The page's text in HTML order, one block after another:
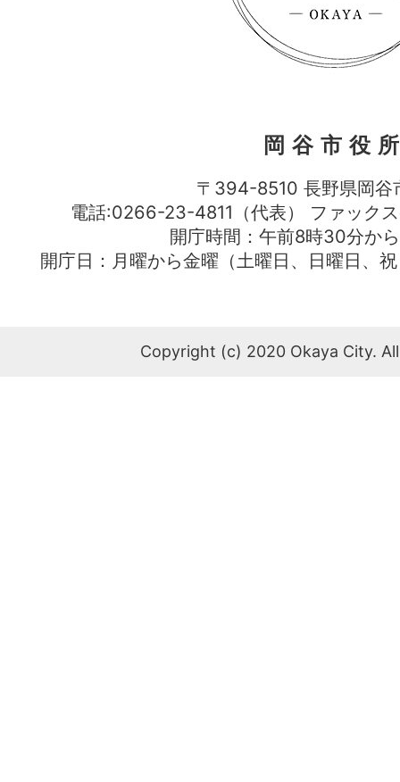
岡谷市役
〒394-8510 長野県岡谷
電話:0266-23-4811（代表） ファッ
開庁時間：午前8時30分か
開庁日：月曜から金曜（土曜日、日曜日、
Copyright (c) 2020 Okaya City.